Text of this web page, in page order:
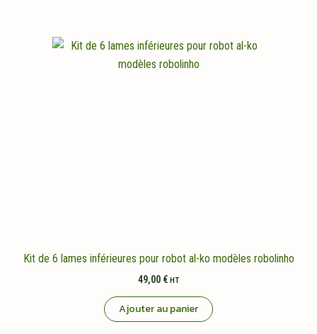
Kit de 6 lames inférieures pour robot al-ko modèles robolinho
49,00 € HT
Ajouter au panier